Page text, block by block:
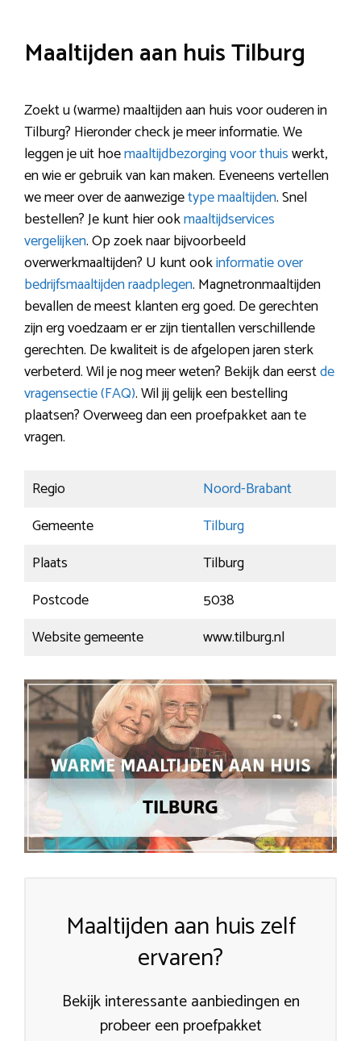
Maaltijden aan huis Tilburg
Zoekt u (warme) maaltijden aan huis voor ouderen in
Tilburg? Hieronder check je meer informatie. We
leggen je uit hoemaaltijdbezorging voor thuiswerkt,
en wie er gebruik van kan maken. Eveneens vertellen
we meer over de aanwezigetype maaltijden. Snel
bestellen? Je kunt hier ookmaaltijdservices
vergelijken. Op zoek naar bijvoorbeeld
overwerkmaaltijden? U kunt ookinformatie over
bedrijfsmaaltijden raadplegen. Magnetronmaaltijden
bevallen de meest klanten erg goed. De gerechten
zijn erg voedzaam er er zijn tientallen verschillende
gerechten. De kwaliteit is de afgelopen jaren sterk
verbeterd. Wil je nog meer weten? Bekijk dan eerstde
vragensectie (FAQ). Wil jij gelijk een bestelling
plaatsen? Overweeg dan een proefpakket aan te
vragen.
Regio
Noord-Brabant
Gemeente
Tilburg
Plaats
Tilburg
Postcode
5038
Website gemeente
www.tilburg.nl
Maaltijden aan huis zelf
ervaren?
Bekijk interessante aanbiedingen en
probeer een proefpakket